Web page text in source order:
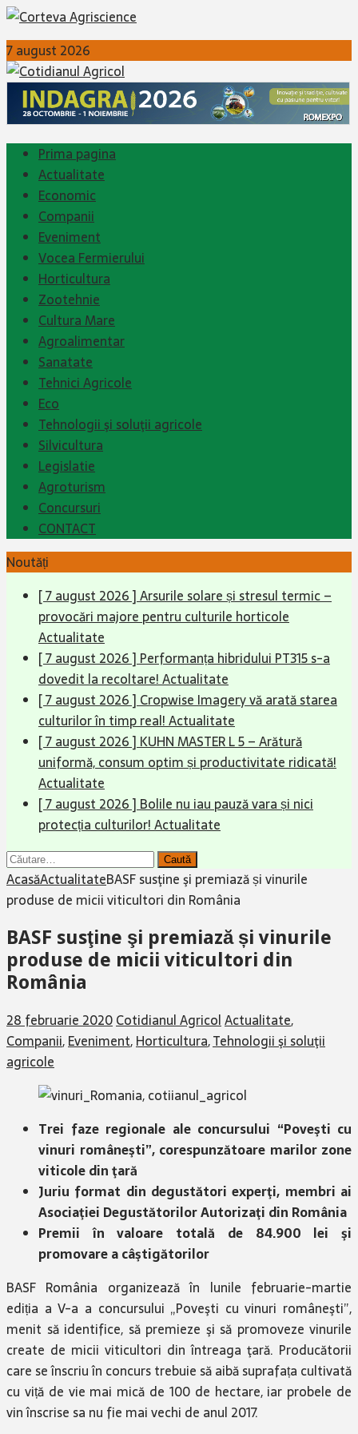
7 august 2026
Prima pagina
Actualitate
Economic
Companii
Eveniment
Vocea Fermierului
Horticultura
Zootehnie
Cultura Mare
Agroalimentar
Sanatate
Tehnici Agricole
Eco
Tehnologii şi soluţii agricole
Silvicultura
Legislatie
Agroturism
Concursuri
CONTACT
Noutăți
[ 7 august 2026 ]Arsurile solare și stresul termic –
provocări majore pentru culturile horticole
Actualitate
[ 7 august 2026 ] Performanța hibridului PT315 s-a
dovedit la recoltare!Actualitate
[ 7 august 2026 ] Cropwise Imagery vă arată starea
culturilor în timp real!Actualitate
[ 7 august 2026 ] KUHN MASTER L 5 – Arătură
uniformă, consum optim și productivitate ridicată!
Actualitate
[ 7 august 2026 ] Bolile nu iau pauză vara și nici
protecția culturilor!Actualitate
Caută
după:
AcasăActualitateBASF susţine şi premiază și vinurile
produse de micii viticultori din România
BASF susţine şi premiază și vinurile
produse de micii viticultori din
România
28 februarie 2020Cotidianul AgricolActualitate,
Companii,Eveniment,Horticultura,Tehnologii şi soluţii
agricole
Trei faze regionale ale concursului “Poveşti cu
vinuri româneşti”, corespunzătoare marilor zone
viticole din ţară
Juriu format din degustători experţi, membri ai
Asociaţiei Degustătorilor Autorizaţi din România
Premii în valoare totală de 84.900 lei şi
promovare a câştigătorilor
BASF România organizează în lunile februarie-martie
ediția a V-a a concursului „Poveşti cu vinuri româneşti”,
menit să identifice, să premieze şi să promoveze vinurile
create de micii viticultori din întreaga ţară. Producătorii
care se înscriu în concurs trebuie să aibă suprafața cultivată
cu viță de vie mai mică de 100 de hectare, iar probele de
vin înscrise sa nu fie mai vechi de anul 2017.